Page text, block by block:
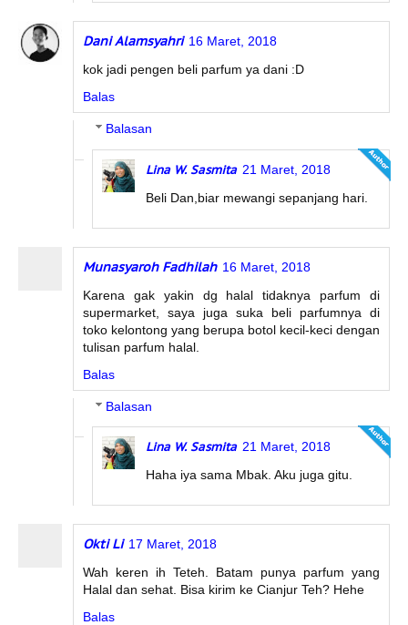
Dani Alamsyahri 16 Maret, 2018
kok jadi pengen beli parfum ya dani :D
Balas
Balasan
Lina W. Sasmita 21 Maret, 2018
Beli Dan,biar mewangi sepanjang hari.
Munasyaroh Fadhilah 16 Maret, 2018
Karena gak yakin dg halal tidaknya parfum di
supermarket, saya juga suka beli parfumnya di
toko kelontong yang berupa botol kecil-keci dengan
tulisan parfum halal.
Balas
Balasan
Lina W. Sasmita 21 Maret, 2018
Haha iya sama Mbak. Aku juga gitu.
Okti Li 17 Maret, 2018
Wah keren ih Teteh. Batam punya parfum yang
Halal dan sehat. Bisa kirim ke Cianjur Teh? Hehe
Balas